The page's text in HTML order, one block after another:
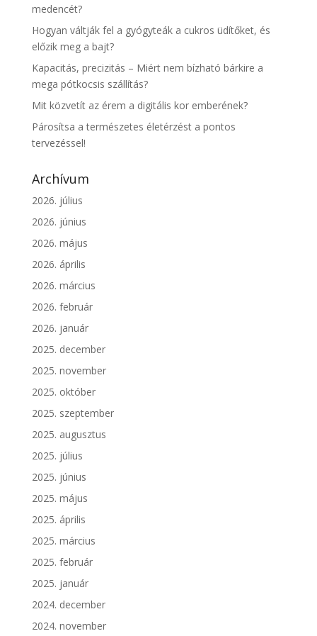
medencét?
Hogyan váltják fel a gyógyteák a cukros üdítőket, és
előzik meg a bajt?
Kapacitás, precizitás – Miért nem bízható bárkire a
mega pótkocsis szállítás?
Mit közvetít az érem a digitális kor emberének?
Párosítsa a természetes életérzést a pontos
tervezéssel!
Archívum
2026. július
2026. június
2026. május
2026. április
2026. március
2026. február
2026. január
2025. december
2025. november
2025. október
2025. szeptember
2025. augusztus
2025. július
2025. június
2025. május
2025. április
2025. március
2025. február
2025. január
2024. december
2024. november